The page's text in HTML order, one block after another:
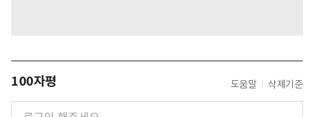
100자평 도움말 삭제기준